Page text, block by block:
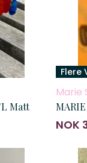
Matt
Flere
Marie
NOK